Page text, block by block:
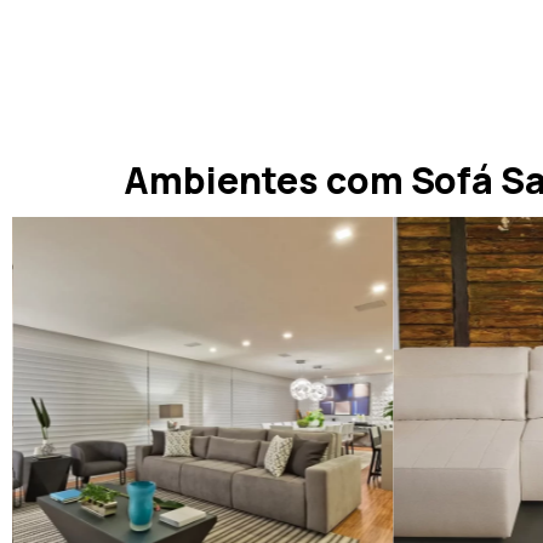
Ambientes com Sofá